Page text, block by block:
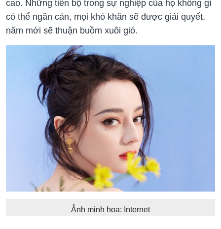
cao. Những tiến bộ trong sự nghiệp của họ không gì
có thể ngăn cản, mọi khó khăn sẽ được giải quyết,
năm mới sẽ thuận buồm xuôi gió.
Ảnh minh họa: Internet